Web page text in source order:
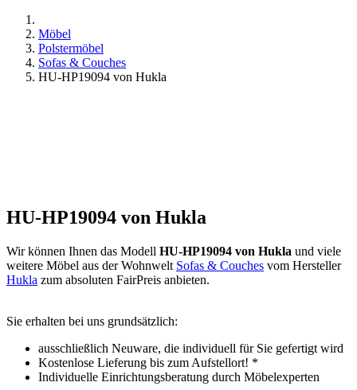
Möbel
Polstermöbel
Sofas & Couches
HU-HP19094 von Hukla
HU-HP19094 von Hukla
Wir können Ihnen das Modell HU-HP19094 von Hukla und viele
weitere Möbel aus der Wohnwelt Sofas & Couches vom Hersteller
Hukla zum absoluten FairPreis anbieten.
Sie erhalten bei uns grundsätzlich:
ausschließlich Neuware, die individuell für Sie gefertigt wird
Kostenlose Lieferung bis zum Aufstellort! *
Individuelle Einrichtungsberatung durch Möbelexperten